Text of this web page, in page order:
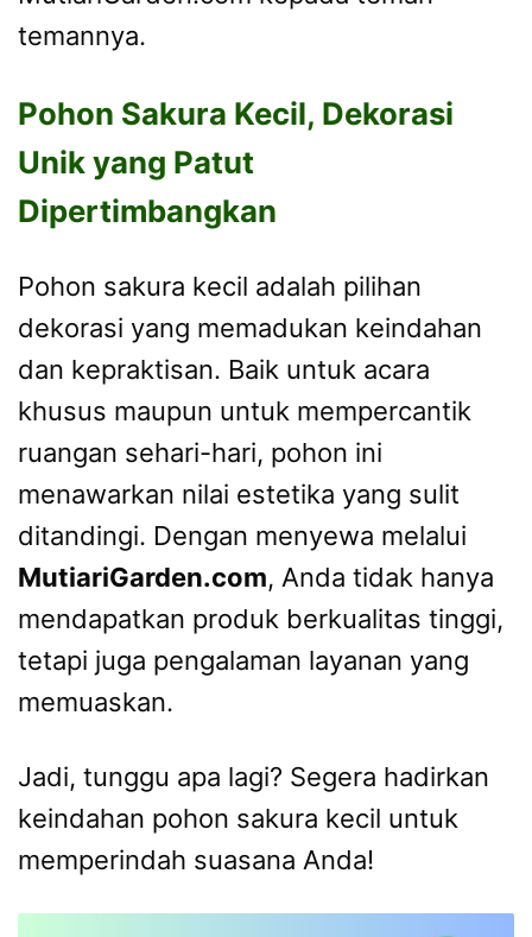
temannya.
Pohon Sakura Kecil, Dekorasi
Unik yang Patut
Dipertimbangkan
Pohon sakura kecil adalah pilihan
dekorasi yang memadukan keindahan
dan kepraktisan. Baik untuk acara
khusus maupun untuk mempercantik
ruangan sehari-hari, pohon ini
menawarkan nilai estetika yang sulit
ditandingi. Dengan menyewa melalui
MutiariGarden.com, Anda tidak hanya
mendapatkan produk berkualitas tinggi,
tetapi juga pengalaman layanan yang
memuaskan.
Jadi, tunggu apa lagi? Segera hadirkan
keindahan pohon sakura kecil untuk
memperindah suasana Anda!